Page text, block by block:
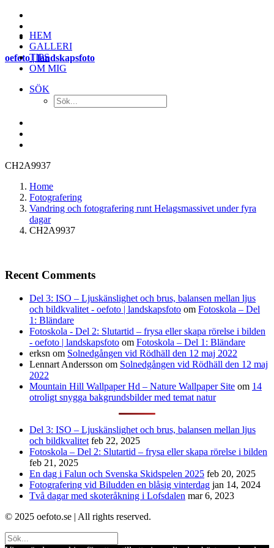
oefoto | landskapsfoto
HEM
GALLERI
TIPS
OM MIG
SÖK
CH2A9937
Home
Fotografering
Vandring och fotografering runt Helagsmassivet under fyra
dagar
CH2A9937
Recent Comments
Del 3: ISO – Ljuskänslighet och brus, balansen mellan ljus
och bildkvalitet - oefoto | landskapsfoto om Fotoskola – Del
1: Bländare
Fotoskola - Del 2: Slutartid – frysa eller skapa rörelse i bilden
- oefoto | landskapsfoto om Fotoskola – Del 1: Bländare
erksn om Solnedgången vid Rödhäll den 12 maj 2022
Lennart Andersson om Solnedgången vid Rödhäll den 12 maj
2022
Mountain Hill Wallpaper Hd – Nature Wallpaper Site om 14
otroligt snygga bakgrundsbilder med temat natur
Del 3: ISO – Ljuskänslighet och brus, balansen mellan ljus
och bildkvalitet feb 22, 2025
Fotoskola – Del 2: Slutartid – frysa eller skapa rörelse i bilden
feb 21, 2025
En dag i Falun och Svenska Skidspelen 2025 feb 20, 2025
Fotografering vid Biludden en blåsig vinterdag jan 14, 2024
Två dagar med skoteråkning i Lofsdalen mar 6, 2023
© 2025 oefoto.se | All rights reserved.